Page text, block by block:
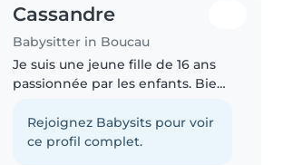
Cassandre
Babysitter in Boucau
Je suis une jeune fille de 16 ans
passionnée par les enfants. Bien
d'expérience officielle, j'ai
beaucoup d'enthousiasme et de
Rejoignez Babysits pour voir
ce profil complet.